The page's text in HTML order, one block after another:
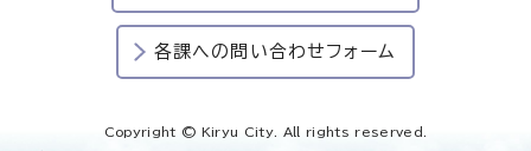
各課への問い合わせフォーム
Copyright © Kiryu City. All rights reserved.